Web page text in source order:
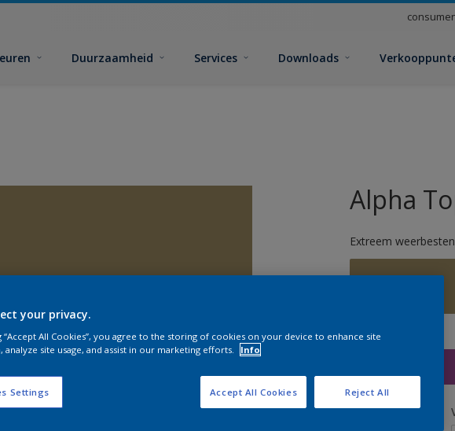
Duurzaamheid Services Downloads
Alpha
Extreem
1020
Grootte
Aantal
your privacy.
“Accept All Cookies”, you agree to the storing of cookies on your device to enhance site
analyze site usage, and assist in our marketing efforts.
Info
Settings Reject All
Accept All Cookies